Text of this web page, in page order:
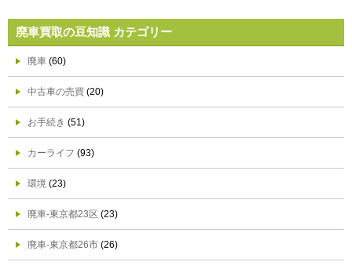
廃車買取の豆知識 カテゴリー
廃車 (60)
中古車の売買 (20)
お手続き (51)
カーライフ (93)
環境 (23)
廃車-東京都23区 (23)
廃車-東京都26市 (26)